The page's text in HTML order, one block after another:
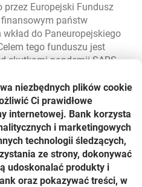
przez Europejski Fundusz
państw
do Paneuropejskiego
tego funduszu jest
skutkami pandemii SARS-
przez tych
udostępniony limit
podpisanej z BGK. W
do finansowania
skorzystania z gwarancji
dwie firmy leasingowe – w
niezbędnych plików cookie
Ci prawidłowe
internetowej. Bank korzysta
i marketingowych
technologii śledzących,
ze strony, dokonywać
udoskonalać produkty i
oraz pokazywać treści, w